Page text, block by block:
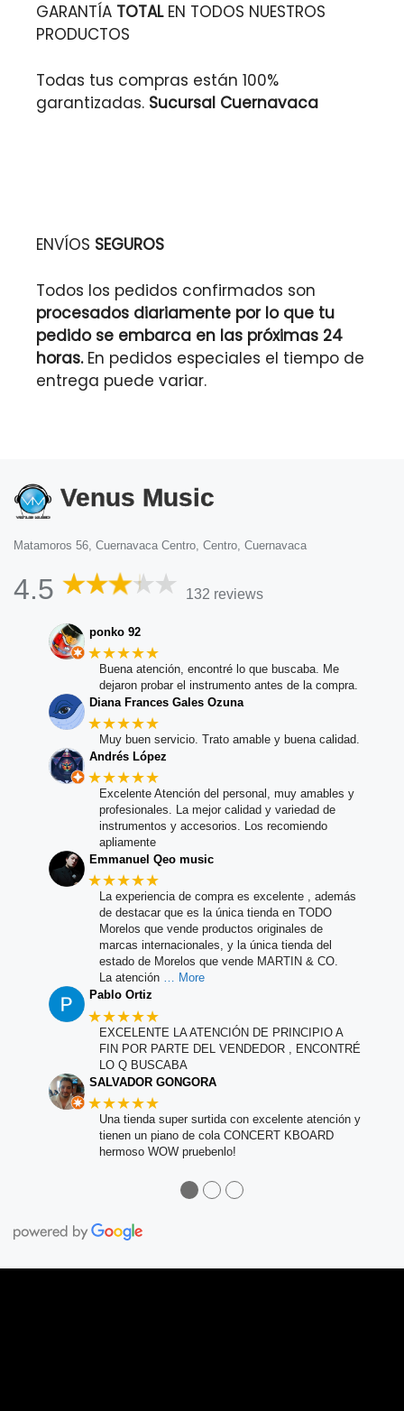
GARANTÍA TOTALEN TODOS NUESTROS
PRODUCTOS
Todas tus compras están 100%
garantizadas. Sucursal Cuernavaca
ENVÍOS SEGUROS
Todos los pedidos confirmados son
procesados diariamente por lo que tu
pedido se embarca en las próximas 24
horas.En pedidos especiales el tiempo de
entrega puede variar.
Venus Music
Matamoros 56, Cuernavaca Centro, Centro, Cuernavaca
4.5 132 reviews
ponko 92
★★★★★
Buena atención, encontré lo que buscaba. Me
dejaron probar el instrumento antes de la compra.
Diana Frances Gales Ozuna
★★★★★
Muy buen servicio. Trato amable y buena calidad.
Andrés López
★★★★★
Excelente Atención del personal, muy amables y
profesionales. La mejor calidad y variedad de
instrumentos y accesorios. Los recomiendo
apliamente
Emmanuel Qeo music
★★★★★
La experiencia de compra es excelente , además
de destacar que es la única tienda en TODO
Morelos que vende productos originales de
marcas internacionales, y la única tienda del
estado de Morelos que vende MARTIN & CO.
La atención … More
Pablo Ortiz
★★★★★
EXCELENTE LA ATENCIÓN DE PRINCIPIO A
FIN POR PARTE DEL VENDEDOR , ENCONTRÉ
LO Q BUSCABA
SALVADOR GONGORA
★★★★★
Una tienda super surtida con excelente atención y
tienen un piano de cola CONCERT KBOARD
hermoso WOW pruebenlo!
●●●